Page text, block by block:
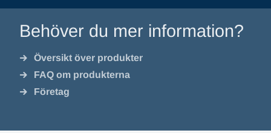
Behöver du mer information?
Översikt över produkter
FAQ om produkterna
Företag